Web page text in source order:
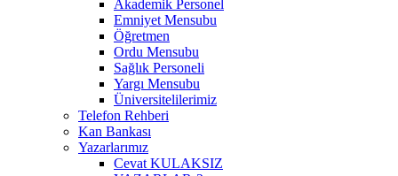
Akademik Personel
Emniyet Mensubu
Öğretmen
Ordu Mensubu
Sağlık Personeli
Yargı Mensubu
Üniversitelilerimiz
Telefon Rehberi
Kan Bankası
Yazarlarımız
Cevat KULAKSIZ